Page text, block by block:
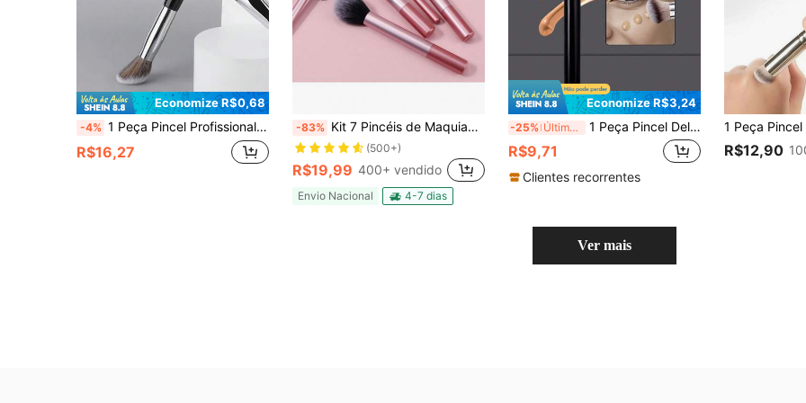
Economize R$0,68
-4% 1 Peça Pincel Profissional de Base #47, Cabeça Kabuki Adequado para Base, Contorno, Sombreamento, Maquiagem de Base Facial Feminina, Ferramenta de Maquiagem de Beleza, Item Favorito das Mulheres, Presente para Festa de Feriado
R$16,27
-83% Kit 7 Pincéis de Maquiagem Profissional Rosa – Alta Qualidade Com Cerdas Macias Para Rosto e Olhos/ Precisão e Acabamento Perfeito
(500+)
R$19,99 400+ vendido
Envio Nacional 4-7 dias
Economize R$3,24
-25% Últimos 3 dias 1 Peça Pincel Delicado de Corretivo Não Empedrado, Pincel Arredondado de Blush, Pincel de Londres, Pincel de Maquiagem Facial Portátil para Iniciantes, Pincel de Base, Pincel de Corretivo, Pincel de Blush, Pincel de Contorno, Pincel de Blush, Pincel de Bronzer, Pincel de Pó, Pincel de Base, Pincel de Blush, Brindes
R$9,71
Clientes recorrentes
R$12,90
Ver mais